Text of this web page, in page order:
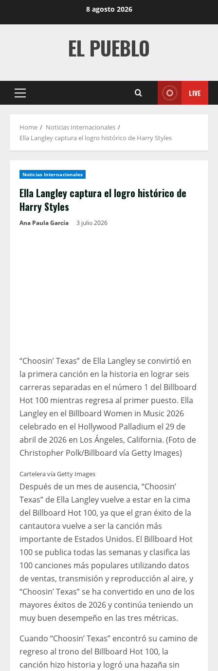
8 agosto 2026
EL PUEBLO
Primary
LIVE
Home
Noticias Internacionales
Ella Langley captura el logro histórico de Harry Styles
Noticias Internacionales
Ella Langley captura el logro histórico de
Harry Styles
Ana Paula García 3 julio 2026
“Choosin’ Texas” de Ella Langley se convirtió en
la primera canción en la historia en lograr seis
carreras separadas en el número 1 del Billboard
Hot 100 mientras regresa al primer puesto. Ella
Langley en el Billboard Women in Music 2026
celebrado en el Hollywood Palladium el 29 de
abril de 2026 en Los Ángeles, California. (Foto de
Christopher Polk/Billboard vía Getty Images)
Cartelera vía Getty Images
Después de un mes de ausencia, “Choosin’
Texas” de Ella Langley vuelve a estar en la cima
del Billboard Hot 100, ya que el gran éxito de la
cantautora vuelve a ser la canción más
importante de Estados Unidos. El Billboard Hot
100 se publica todas las semanas y clasifica las
100 canciones más populares utilizando datos
de ventas, transmisión y reproducción al aire, y
“Choosin’ Texas” se ha convertido en uno de los
mayores éxitos de 2026 y continúa teniendo un
muy buen desempeño en las tres métricas.
Cuando “Choosin’ Texas” encontró su camino de
regreso al trono del Billboard Hot 100, la
canción hizo historia y logró una hazaña sin